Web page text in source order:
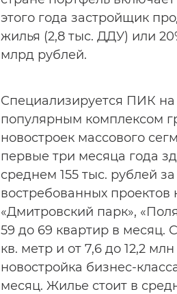
этого года застройщик
жилья (2,8 тыс. ДДУ) или
млрд рублей.
Специализируется ПИК
популярным комплексом
новостроек массового
первые три месяца года
среднем 155 тыс. рублей
востребованных
«Дмитровский парк»,
59 до 69 квартир в месяц.
кв. метр и от 7,6 до 12,2
новостройка бизнес-
месяц. Жилье стоит в